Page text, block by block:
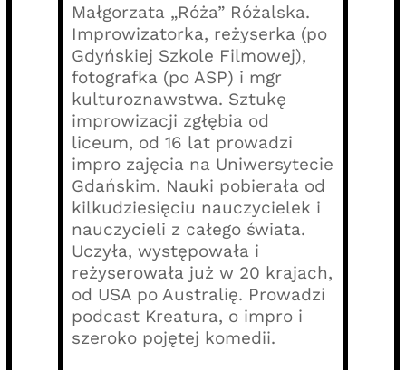
Małgorzata „Róża” Różalska.
Improwizatorka, reżyserka (po
Gdyńskiej Szkole Filmowej),
fotografka (po ASP) i mgr
kulturoznawstwa. Sztukę
improwizacji zgłębia od
liceum, od 16 lat prowadzi
impro zajęcia na Uniwersytecie
Gdańskim. Nauki pobierała od
kilkudziesięciu nauczycielek i
nauczycieli z całego świata.
Uczyła, występowała i
reżyserowała już w 20 krajach,
od USA po Australię. Prowadzi
podcast Kreatura, o impro i
szeroko pojętej komedii.